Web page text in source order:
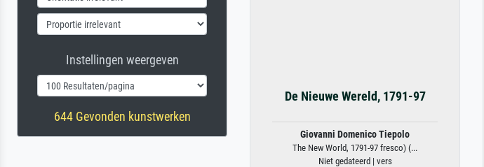
Instellingen weergeven
644 Gevonden kunstwerken
De Nieuwe Wereld, 1791-97
Giovanni Domenico Tiepolo
The New World, 1791-97 fresco) (...
Niet gedateerd | vers